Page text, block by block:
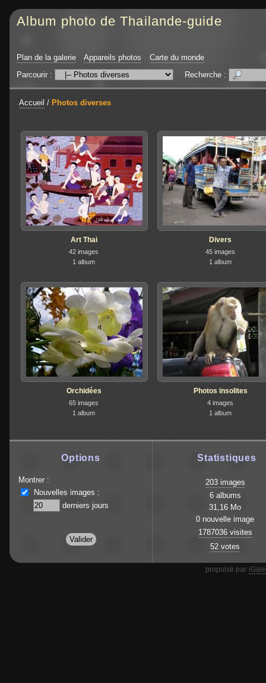
Album photo de Thailande-guide
Plan de la galerie Appareils photos
Carte du monde
Parcourir :
Recherche :
Accueil / Photos diverses
Art Thai
42 images
1 album
Divers
45 images
1 album
Orchidées
65 images
1 album
Photos insolites
4 images
1 album
Options
Montrer :
Nouvelles images :
derniers jours
Statistiques
203 images
6 albums
31,16 Mo
0 nouvelle image
1787036 visites
52 votes
propulsé par